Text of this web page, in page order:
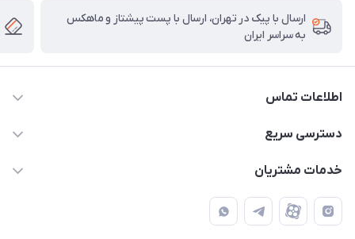
ارسال با پیک در تهران، ارسال با پست پیشتاز و ماهکس
به سراسر ایران
اطلاعات تماس
۰۲۱91095320 - 09120057355 - 09915561288
حضوری از قبل با پشتیبان های فروشگاه هماهنگ کنید)
دسترسی سریع
حساب کاربری
لیست محصولات
خدمات مشتریان
قوانین و مقررات
حریم خصوصی